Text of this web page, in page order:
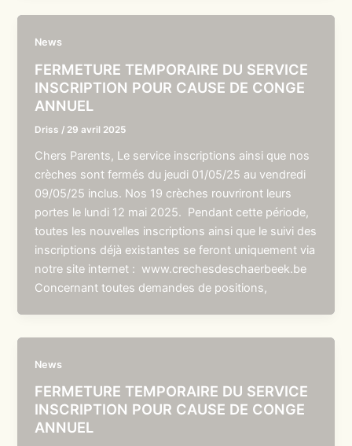
News
FERMETURE TEMPORAIRE DU SERVICE
INSCRIPTION POUR CAUSE DE CONGE
ANNUEL
Driss / 29 avril 2025
Chers Parents, Le service inscriptions ainsi que nos
crèches sont fermés du jeudi 01/05/25 au vendredi
09/05/25 inclus. Nos 19 crèches rouvriront leurs
portes le lundi 12 mai 2025. Pendant cette période,
toutes les nouvelles inscriptions ainsi que le suivi des
inscriptions déjà existantes se feront uniquement via
notre site internet : www.crechesdeschaerbeek.be
Concernant toutes demandes de positions,
News
FERMETURE TEMPORAIRE DU SERVICE
INSCRIPTION POUR CAUSE DE CONGE
ANNUEL